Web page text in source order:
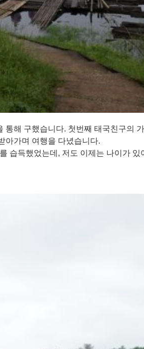
해 구했습니다. 첫번째 태국친구의
아가며 여행을 다녔습니다.
습득했었는데, 저도 이제는 나이가